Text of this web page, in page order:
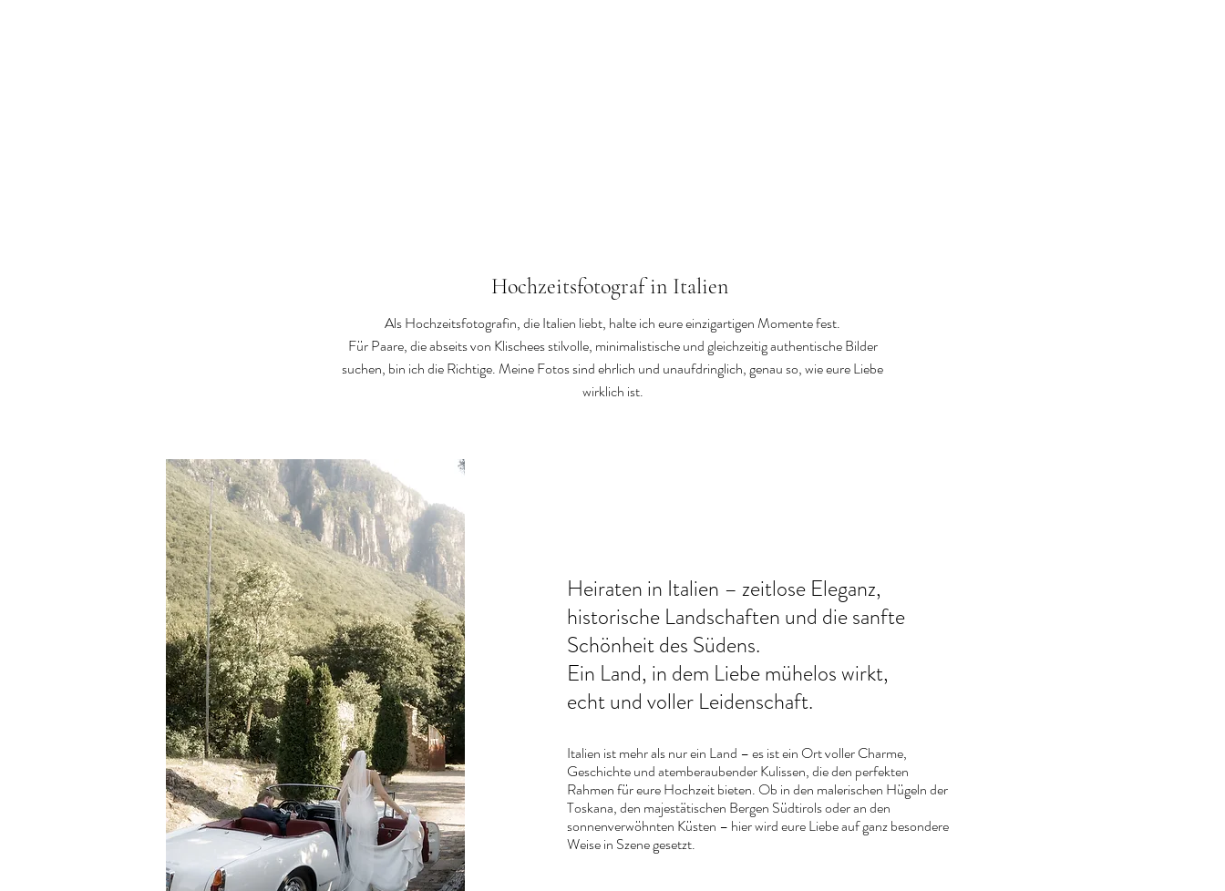
Hochzeitsfotograf in Italien
Als Hochzeitsfotografin, die Italien liebt, halte ich eure einzigartigen Momente fest.
Für Paare, die abseits von Klischees stilvolle, minimalistische und gleichzeitig authentische Bilder
suchen, bin ich die Richtige. Meine Fotos sind ehrlich und unaufdringlich, genau so, wie eure Liebe
wirklich ist.
Heiraten in Italien – zeitlose Eleganz,
historische Landschaften und die sanfte
Schönheit des Südens.
Ein Land, in dem Liebe mühelos wirkt,
echt und voller Leidenschaft.
Italien ist mehr als nur ein Land – es ist ein Ort voller Charme,
Geschichte und atemberaubender Kulissen, die den perfekten
Rahmen für eure Hochzeit bieten. Ob in den malerischen Hügeln der
Toskana, den majestätischen Bergen Südtirols oder an den
sonnenverwöhnten Küsten – hier wird eure Liebe auf ganz besondere
Weise in Szene gesetzt.